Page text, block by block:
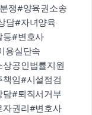
쟁#양육권소송
담#자녀양육
등#변호사
용실단속
공인법률지원
임#시설점검
담#퇴직서거부
권리#변호사